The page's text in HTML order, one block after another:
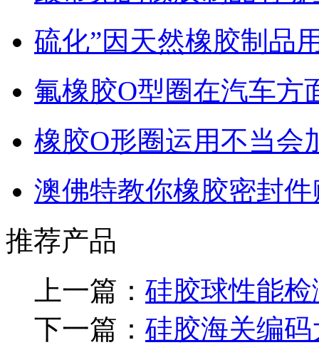
硫化”因天然橡胶制品
氟橡胶O型圈在汽车方
橡胶O形圈运用不当会
澳佛特教你橡胶密封
推荐产品
上一篇： 硅胶球性能
下一篇： 硅胶海关编码